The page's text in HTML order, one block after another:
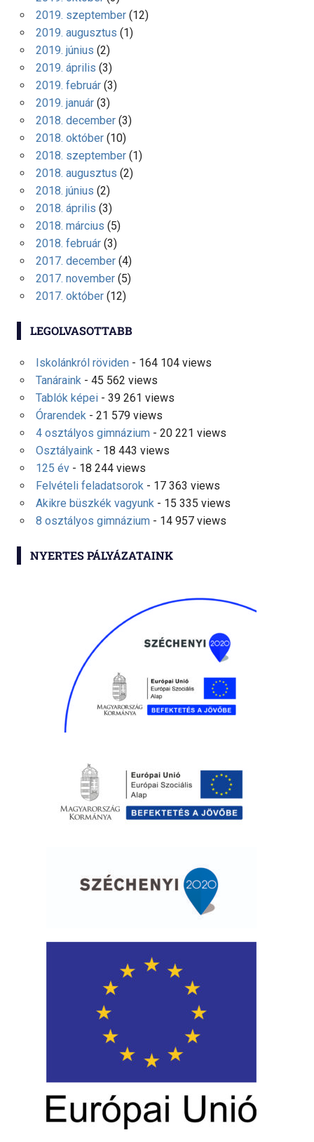
2019. szeptember(12)
2019. augusztus (1)
2019. június (2)
2019. április (3)
2019. február(3)
2019. január(3)
2018. december(3)
2018. október(10)
2018. szeptember(1)
2018. augusztus (2)
2018. június (2)
2018. április (3)
2018. március (5)
2018. február(3)
2017. december(4)
2017. november(5)
2017. október(12)
LEGOLVASOTTABB
Iskolánkról röviden- 164 104 views
Tanáraink- 45 562 views
Tablók képei- 39 261 views
Órarendek- 21 579 views
4 osztályos gimnázium- 20 221 views
Osztályaink- 18 443 views
125 év- 18 244 views
Felvételi feladatsorok- 17 363 views
Akikre büszkék vagyunk- 15 335 views
8 osztályos gimnázium- 14 957 views
NYERTES PÁLYÁZATAINK